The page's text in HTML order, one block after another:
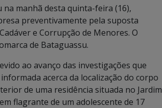
na manhã desta quinta-feira (16),
preventivamente pela suposta
e Corrupção de Menores. O
de Bataguassu.
ao avanço das investigações que
acerca da localização do corpo
de uma residência situada no Jardim
flagrante de um adolescente de 17